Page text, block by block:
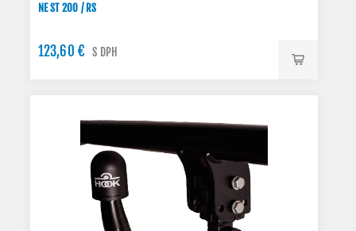
NE ST 200 / RS
123,60 € S DPH